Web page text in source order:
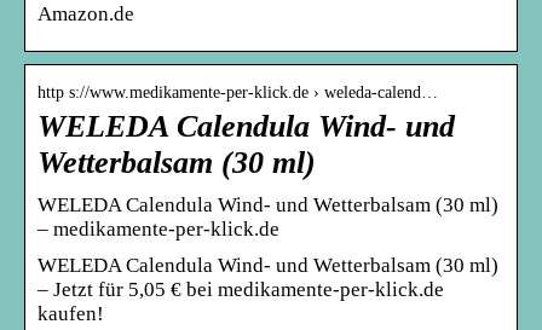
Amazon.de
http s://www.medikamente-per-klick.de › weleda-calend…
WELEDA Calendula Wind- und
Wetterbalsam (30 ml)
WELEDA Calendula Wind- und Wetterbalsam (30 ml)
– medikamente-per-klick.de
WELEDA Calendula Wind- und Wetterbalsam (30 ml)
– Jetzt für 5,05 € bei medikamente-per-klick.de
kaufen!